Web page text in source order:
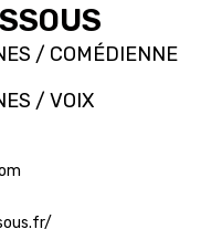
/ COMÉDIENNE
/ VOIX